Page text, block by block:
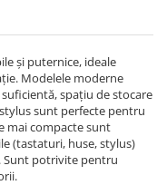
și puternice, ideale
Modelele moderne
spațiu de stocare
sunt perfecte pentru
mai compacte sunt
(tastaturi, huse, stylus)
potrivite pentru